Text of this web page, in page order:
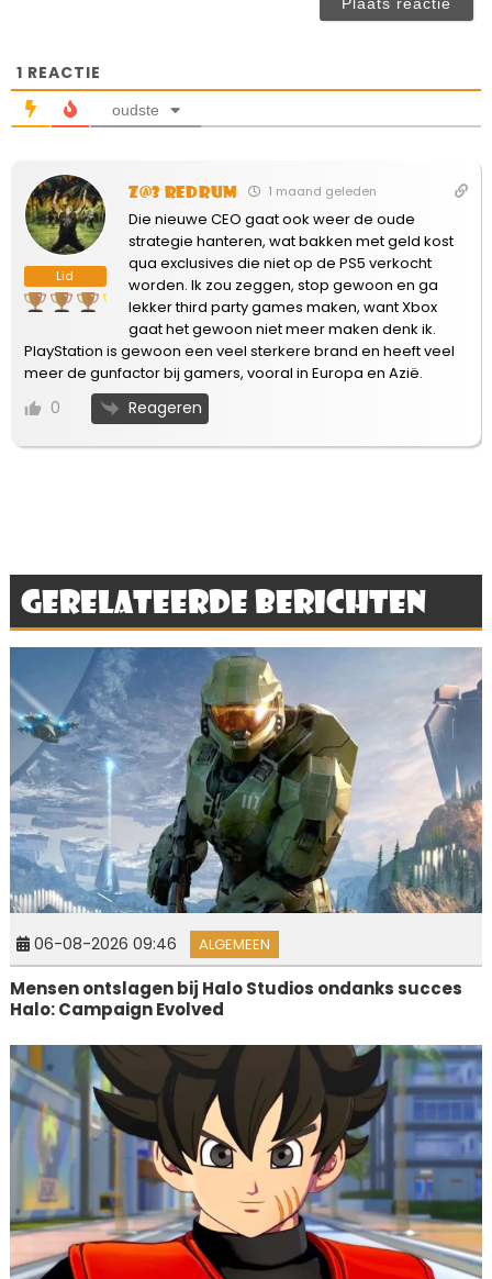
1 REACTIE
oudste
Lid
Z@3 Redrum 1 maand geleden
Die nieuwe CEO gaat ook weer de oude
strategie hanteren, wat bakken met geld kost
qua exclusives die niet op de PS5 verkocht
worden. Ik zou zeggen, stop gewoon en ga
lekker third party games maken, want Xbox
gaat het gewoon niet meer maken denk ik.
PlayStation is gewoon een veel sterkere brand en heeft veel
meer de gunfactor bij gamers, vooral in Europa en Azië.
0 Reageren
Gerelateerde berichten
06-08-2026 09:46 ALGEMEEN
Mensen ontslagen bij Halo Studios ondanks succes
Halo: Campaign Evolved